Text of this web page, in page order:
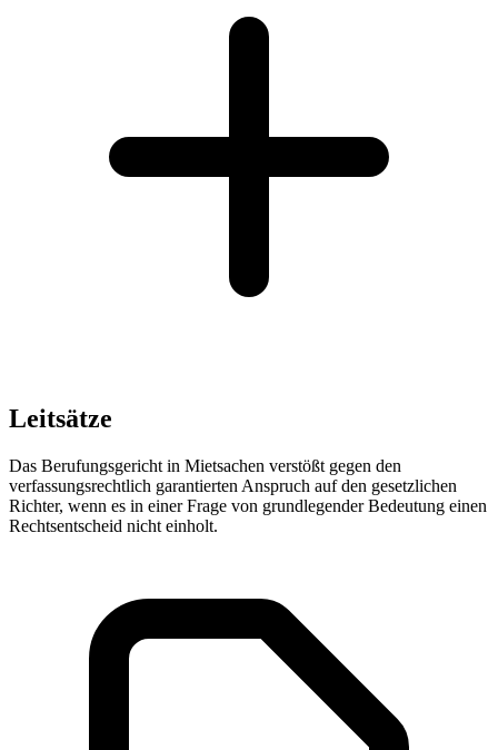
Leitsätze
Das Berufungsgericht in Mietsachen verstößt gegen den
verfassungsrechtlich garantierten Anspruch auf den gesetzlichen
Richter, wenn es in einer Frage von grundlegender Bedeutung einen
Rechtsentscheid nicht einholt.